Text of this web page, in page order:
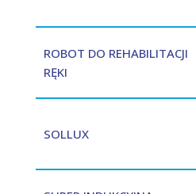
ROBOT DO REHABILITACJI
RĘKI
SOLLUX